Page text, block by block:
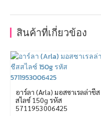
สินค้าที่เกี่ยวข้อง
อาร์ลา (Arla) มอสซาเรลล่าชีส
สไลซ์ 150g รหัส
5711953006425